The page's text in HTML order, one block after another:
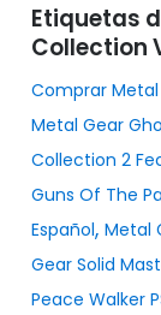
Etiquetas
Collection
Comprar Metal
Metal Gear
Collection 2
Guns Of The
Español, Metal
Gear Solid
Peace Walker